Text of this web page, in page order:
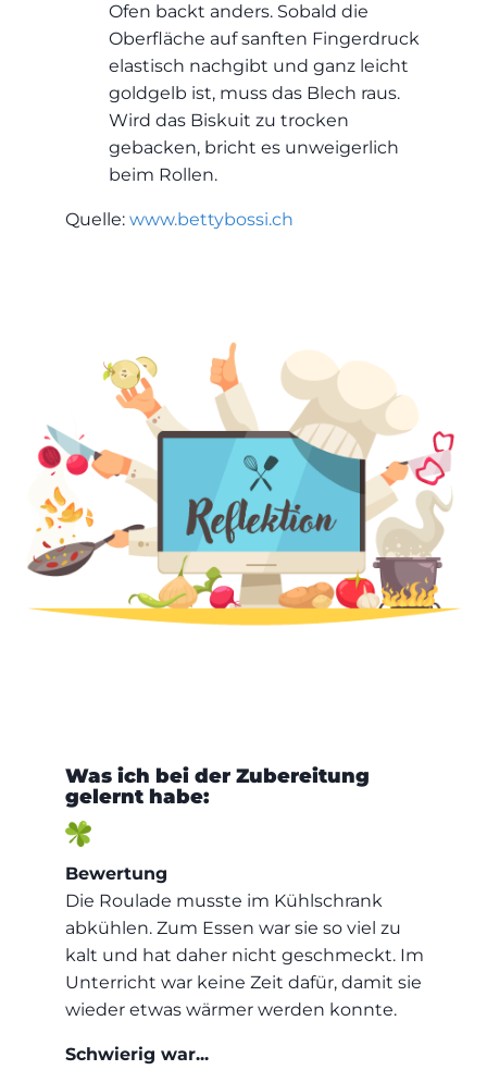
Ofen backt anders. Sobald die
Oberfläche auf sanften Fingerdruck
elastisch nachgibt und ganz leicht
goldgelb ist, muss das Blech raus.
Wird das Biskuit zu trocken
gebacken, bricht es unweigerlich
beim Rollen.
Quelle: www.bettybossi.ch
Was ich bei der Zubereitung
gelernt habe:
Bewertung
Die Roulade musste im Kühlschrank
abkühlen. Zum Essen war sie so viel zu
kalt und hat daher nicht geschmeckt. Im
Unterricht war keine Zeit dafür, damit sie
wieder etwas wärmer werden konnte.
Schwierig war...